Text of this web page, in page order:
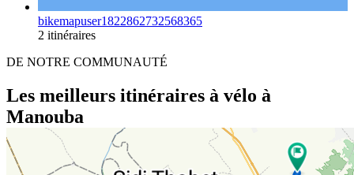
bikemapuser1822862732568365
2 itinéraires
DE NOTRE COMMUNAUTÉ
Les meilleurs itinéraires à vélo à
Manouba